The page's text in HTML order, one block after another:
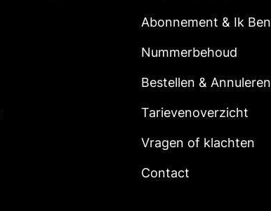
Abonnement & Ik Ben
Nummerbehoud
Bestellen & Annuleren
Tarievenoverzicht
Vragen of klachten
Contact